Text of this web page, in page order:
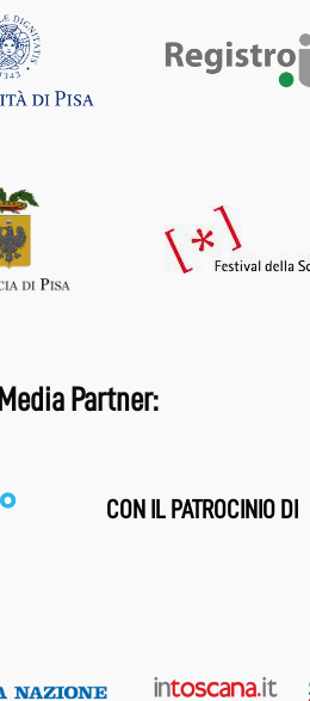
Media Partner:
CON IL PATROCINIO DI